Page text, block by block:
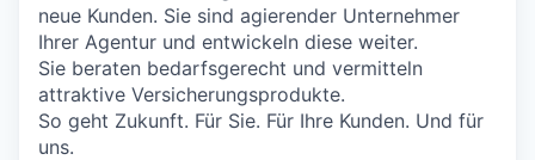
neue Kunden. Sie sind agierender Unternehmer
Ihrer Agentur und entwickeln diese weiter.
Sie beraten bedarfsgerecht und vermitteln
attraktive Versicherungsprodukte.
So geht Zukunft. Für Sie. Für Ihre Kunden. Und für
uns.